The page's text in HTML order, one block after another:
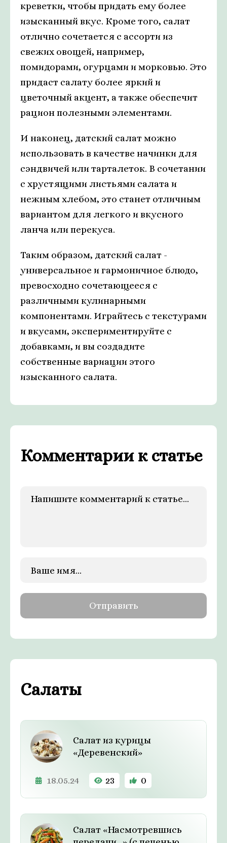
креветки, чтобы придать ему более
изысканный вкус. Кроме того, салат
отлично сочетается с ассорти из
свежих овощей, например,
помидорами, огурцами и морковью. Это
придаст салату более яркий и
цветочный акцент, а также обеспечит
рацион полезными элементами.
И наконец, датский салат можно
использовать в качестве начинки для
сэндвичей или тарталеток. В сочетании
с хрустящими листьями салата и
нежным хлебом, это станет отличным
вариантом для легкого и вкусного
ланча или перекуса.
Таким образом, датский салат -
универсальное и гармоничное блюдо,
превосходно сочетающееся с
различными кулинарными
компонентами. Играйтесь с текстурами
и вкусами, экспериментируйте с
добавками, и вы создадите
собственные вариации этого
изысканного салата.
Комментарии к статье
Салаты
Салат из курицы
«Деревенский»
18.05.24 23 0
Салат «Насмотревшись